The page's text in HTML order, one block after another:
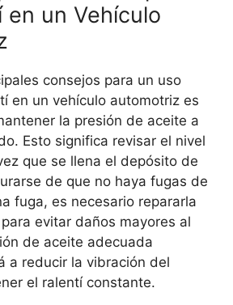
en un Vehículo
consejos para un uso
en un vehículo automotriz es
la presión de aceite a
Esto significa revisar el nivel
que se llena el depósito de
de que no haya fugas de
fuga, es necesario repararla
evitar daños mayores al
de aceite adecuada
a reducir la vibración del
el ralentí constante.